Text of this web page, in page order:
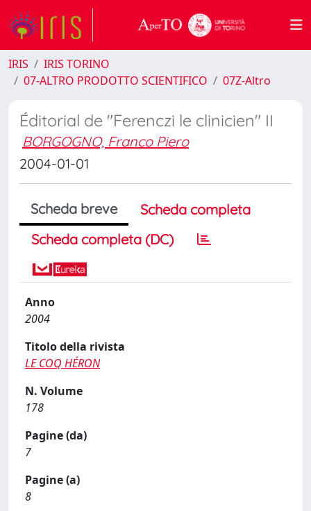
IRIS
IRIS TORINO
07-ALTRO PRODOTTO SCIENTIFICO
07Z-Altro
Éditorial de "Ferenczi le clinicien" II
BORGOGNO, Franco Piero
2004-01-01
Scheda breve
Scheda completa
Scheda completa (DC)
Anno
2004
Titolo della rivista
LE COQ HÉRON
N. Volume
178
Pagine (da)
7
Pagine (a)
8